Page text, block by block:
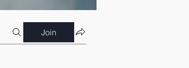
Join